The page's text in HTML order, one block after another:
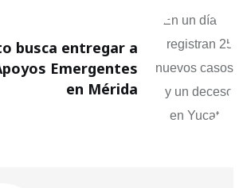
busca entregar a
Emergentes
en Mérida